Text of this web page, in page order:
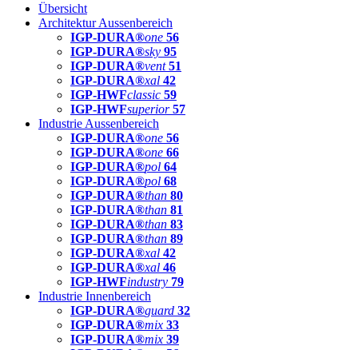
Übersicht
Architektur Aussenbereich
IGP-DURA®one 56
IGP-DURA®sky 95
IGP-DURA®vent 51
IGP-DURA®xal 42
IGP-HWFclassic 59
IGP-HWFsuperior 57
Industrie Aussenbereich
IGP-DURA®one 56
IGP-DURA®one 66
IGP-DURA®pol 64
IGP-DURA®pol 68
IGP-DURA®than 80
IGP-DURA®than 81
IGP-DURA®than 83
IGP-DURA®than 89
IGP-DURA®xal 42
IGP-DURA®xal 46
IGP-HWFindustry 79
Industrie Innenbereich
IGP-DURA®guard 32
IGP-DURA®mix 33
IGP-DURA®mix 39